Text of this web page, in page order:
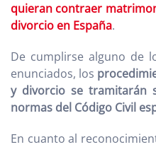
quieran contraer
divorcio en España.
De cumplirse alguno de
enunciados, los
y divorcio se tramitarán
normas del Código Civil
En cuanto al